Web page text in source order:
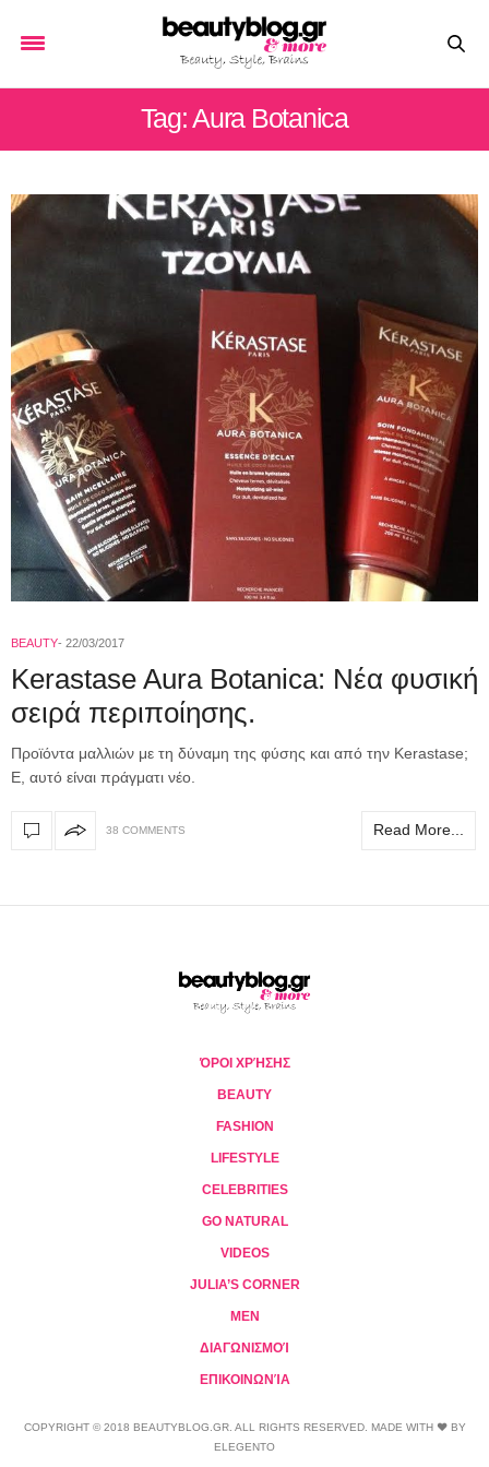
Tag: Aura Botanica
BEAUTY 22/03/2017
Κerastase Aura Botanica: Νέα φυσική
σειρά περιποίησης.
Προϊόντα μαλλιών με τη δύναμη της φύσης και από την Kerastase;
Ε, αυτό είναι πράγματι νέο.
38 COMMENTS Read More...
ΌΡΟΙ ΧΡΉΣΗΣ
BEAUTY
FASHION
LIFESTYLE
CELEBRITIES
GO NATURAL
VIDEOS
JULIA’S CORNER
MEN
ΔΙΑΓΩΝΙΣΜΟΊ
ΕΠΙΚΟΙΝΩΝΊΑ
COPYRIGHT © 2018 BEAUTYBLOG.GR. ALL RIGHTS RESERVED. MADE WITH ❤ BY
ELEGENTO